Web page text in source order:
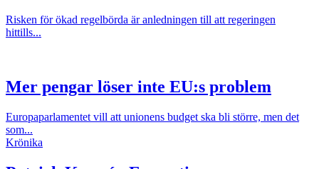
Risken för ökad regelbörda är anledningen till att regeringen
hittills...
Mer pengar löser inte EU:s problem
Europaparlamentet vill att unionens budget ska bli större, men det
som...
Krönika